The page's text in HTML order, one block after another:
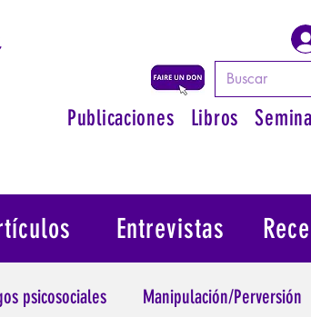
Publicaciones Libros
psicosociales Manipulación/Perversión
Entrevistas